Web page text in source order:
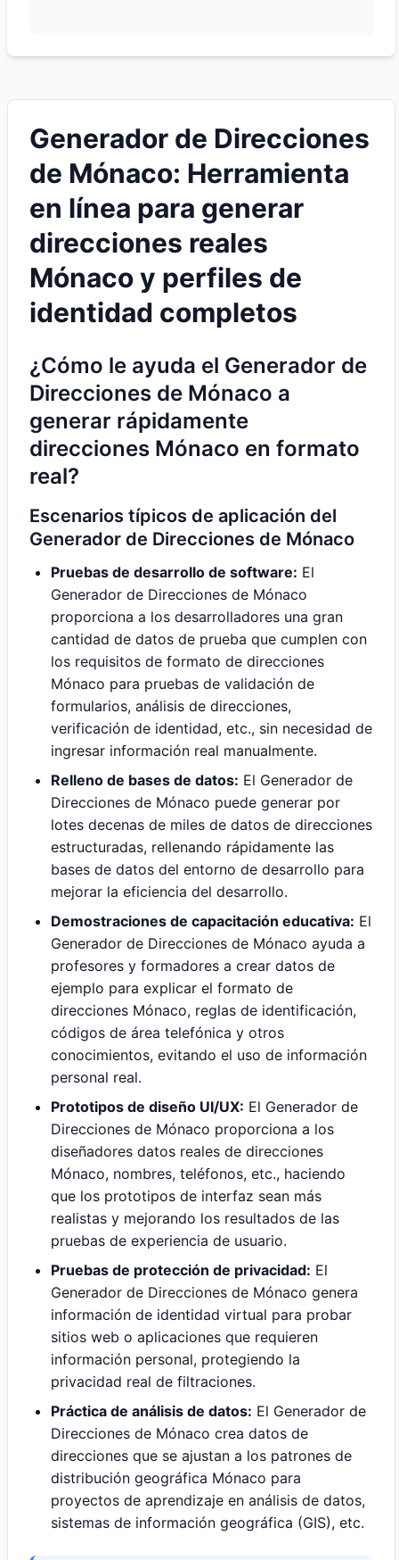
Generador de Direcciones
de Mónaco: Herramienta
en línea para generar
direcciones reales
Mónaco y perfiles de
identidad completos
¿Cómo le ayuda el Generador de
Direcciones de Mónaco a
generar rápidamente
direcciones Mónaco en formato
real?
Escenarios típicos de aplicación del
Generador de Direcciones de Mónaco
Pruebas de desarrollo de software: El
Generador de Direcciones de Mónaco
proporciona a los desarrolladores una gran
cantidad de datos de prueba que cumplen con
los requisitos de formato de direcciones
Mónaco para pruebas de validación de
formularios, análisis de direcciones,
verificación de identidad, etc., sin necesidad de
ingresar información real manualmente.
Relleno de bases de datos: El Generador de
Direcciones de Mónaco puede generar por
lotes decenas de miles de datos de direcciones
estructuradas, rellenando rápidamente las
bases de datos del entorno de desarrollo para
mejorar la eficiencia del desarrollo.
Demostraciones de capacitación educativa: El
Generador de Direcciones de Mónaco ayuda a
profesores y formadores a crear datos de
ejemplo para explicar el formato de
direcciones Mónaco, reglas de identificación,
códigos de área telefónica y otros
conocimientos, evitando el uso de información
personal real.
Prototipos de diseño UI/UX: El Generador de
Direcciones de Mónaco proporciona a los
diseñadores datos reales de direcciones
Mónaco, nombres, teléfonos, etc., haciendo
que los prototipos de interfaz sean más
realistas y mejorando los resultados de las
pruebas de experiencia de usuario.
Pruebas de protección de privacidad: El
Generador de Direcciones de Mónaco genera
información de identidad virtual para probar
sitios web o aplicaciones que requieren
información personal, protegiendo la
privacidad real de filtraciones.
Práctica de análisis de datos: El Generador de
Direcciones de Mónaco crea datos de
direcciones que se ajustan a los patrones de
distribución geográfica Mónaco para
proyectos de aprendizaje en análisis de datos,
sistemas de información geográfica (GIS), etc.